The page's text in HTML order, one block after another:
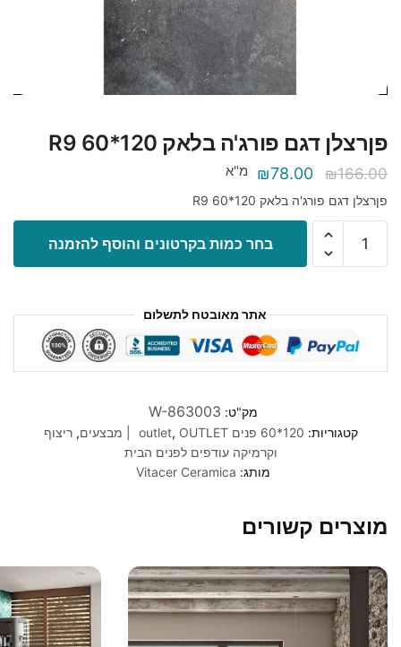
פןרצלן דגם פורג'ה בלאק 120*60 R9
₪166.00
המחיר
המקורי
היה:
₪166.00.
₪78.00
המחיר
הנוכחי
הוא:
₪78.00.
מ"א
פןרצלן דגם פורג'ה בלאק 120*60 R9
פןרצלן
פורג'ה
בלאק
בחר כמות בקרטונים והוסף להזמנה
אתר מאובטח לתשלום
מק"ט: W-863003
קטגוריות: 120*60 פנים outlet , OUTLET | מבצעים ,ריצוף
וקרמיקה עודפים לפנים הבית
מותג: Vitacer Ceramica
מוצרים קשורים